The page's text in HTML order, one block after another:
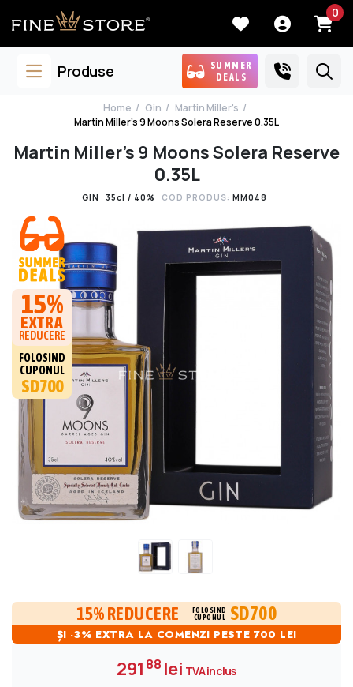
0
Produse
SUMMER
DEALS
Home Gin
Martin Miller's
Martin Miller's 9 Moons Solera Reserve 0.35L
Martin Miller's 9 Moons Solera Reserve
0.35L
GIN 35cl / 40% COD PRODUS: MM048
15%
EXTRA
REDUCERE
FOLOSIND
CUPONUL
SD700
15% REDUCERE
FOLOSIND
CUPONUL
SD700
ȘI -3% EXTRA LA COMENZI PESTE 700 LEI
291 88lei TVA inclus